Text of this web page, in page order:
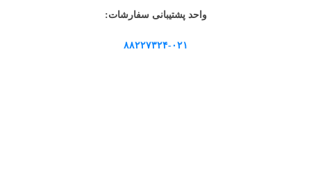
واحد پشتیبانی سفارشات:
۸۸۲۲۷۳۲۴-۰۲۱